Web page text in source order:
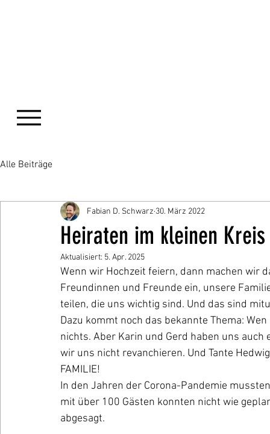
Alle Beiträge
Heiraten im kleinen Kreis
Fabian D. Schwarz 30. März 2022
Aktualisiert: 5. Apr. 2025
Wenn wir Hochzeit feiern, dann machen wir
Freundinnen und Freunde ein, unsere
teilen, die uns wichtig sind. Und das sind
Dazu kommt noch das bekannte Thema:
nichts. Aber Karin und Gerd haben uns
wir uns nicht revanchieren. Und Tante
FAMILIE!
In den Jahren der Corona-Pandemie
mit über 100 Gästen konnten nicht wie
abgesagt.